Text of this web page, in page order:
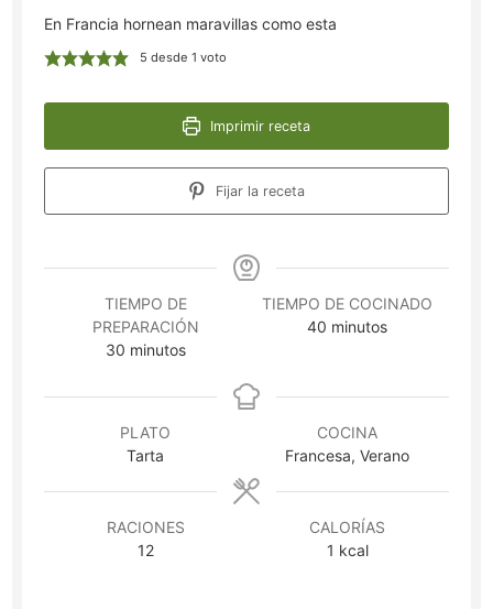
En Francia hornean maravillas como esta
5 desde 1 voto
Imprimir receta
Fijar la receta
TIEMPO DE
PREPARACIÓN
30minutos
minutos
TIEMPO DE COCINADO
40 minutos
minutos
PLATO
Tarta
COCINA
Francesa, Verano
RACIONES
12
CALORÍAS
1 kcal